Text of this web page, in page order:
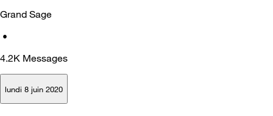
Grand Sage
•
4.2K Messages
lundi 8 juin 2020